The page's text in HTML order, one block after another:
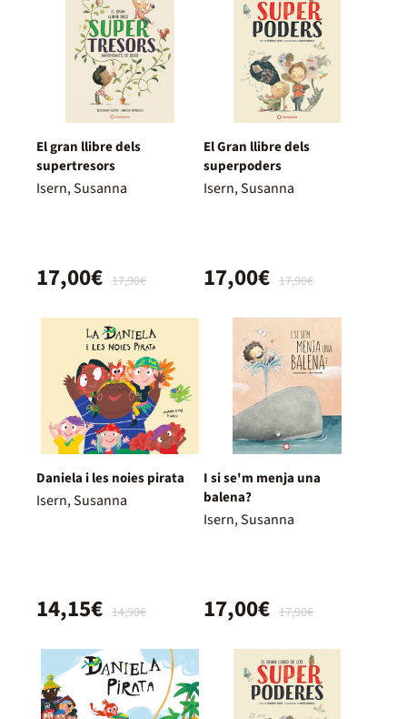
El gran llibre dels
supertresors
Isern, Susanna
17,90€
17,00€
El Gran llibre dels
superpoders
Isern, Susanna
17,90€
17,00€
Daniela i les noies pirata
Isern, Susanna
14,90€
14,15€
I si se'm menja una
balena?
Isern, Susanna
17,90€
17,00€